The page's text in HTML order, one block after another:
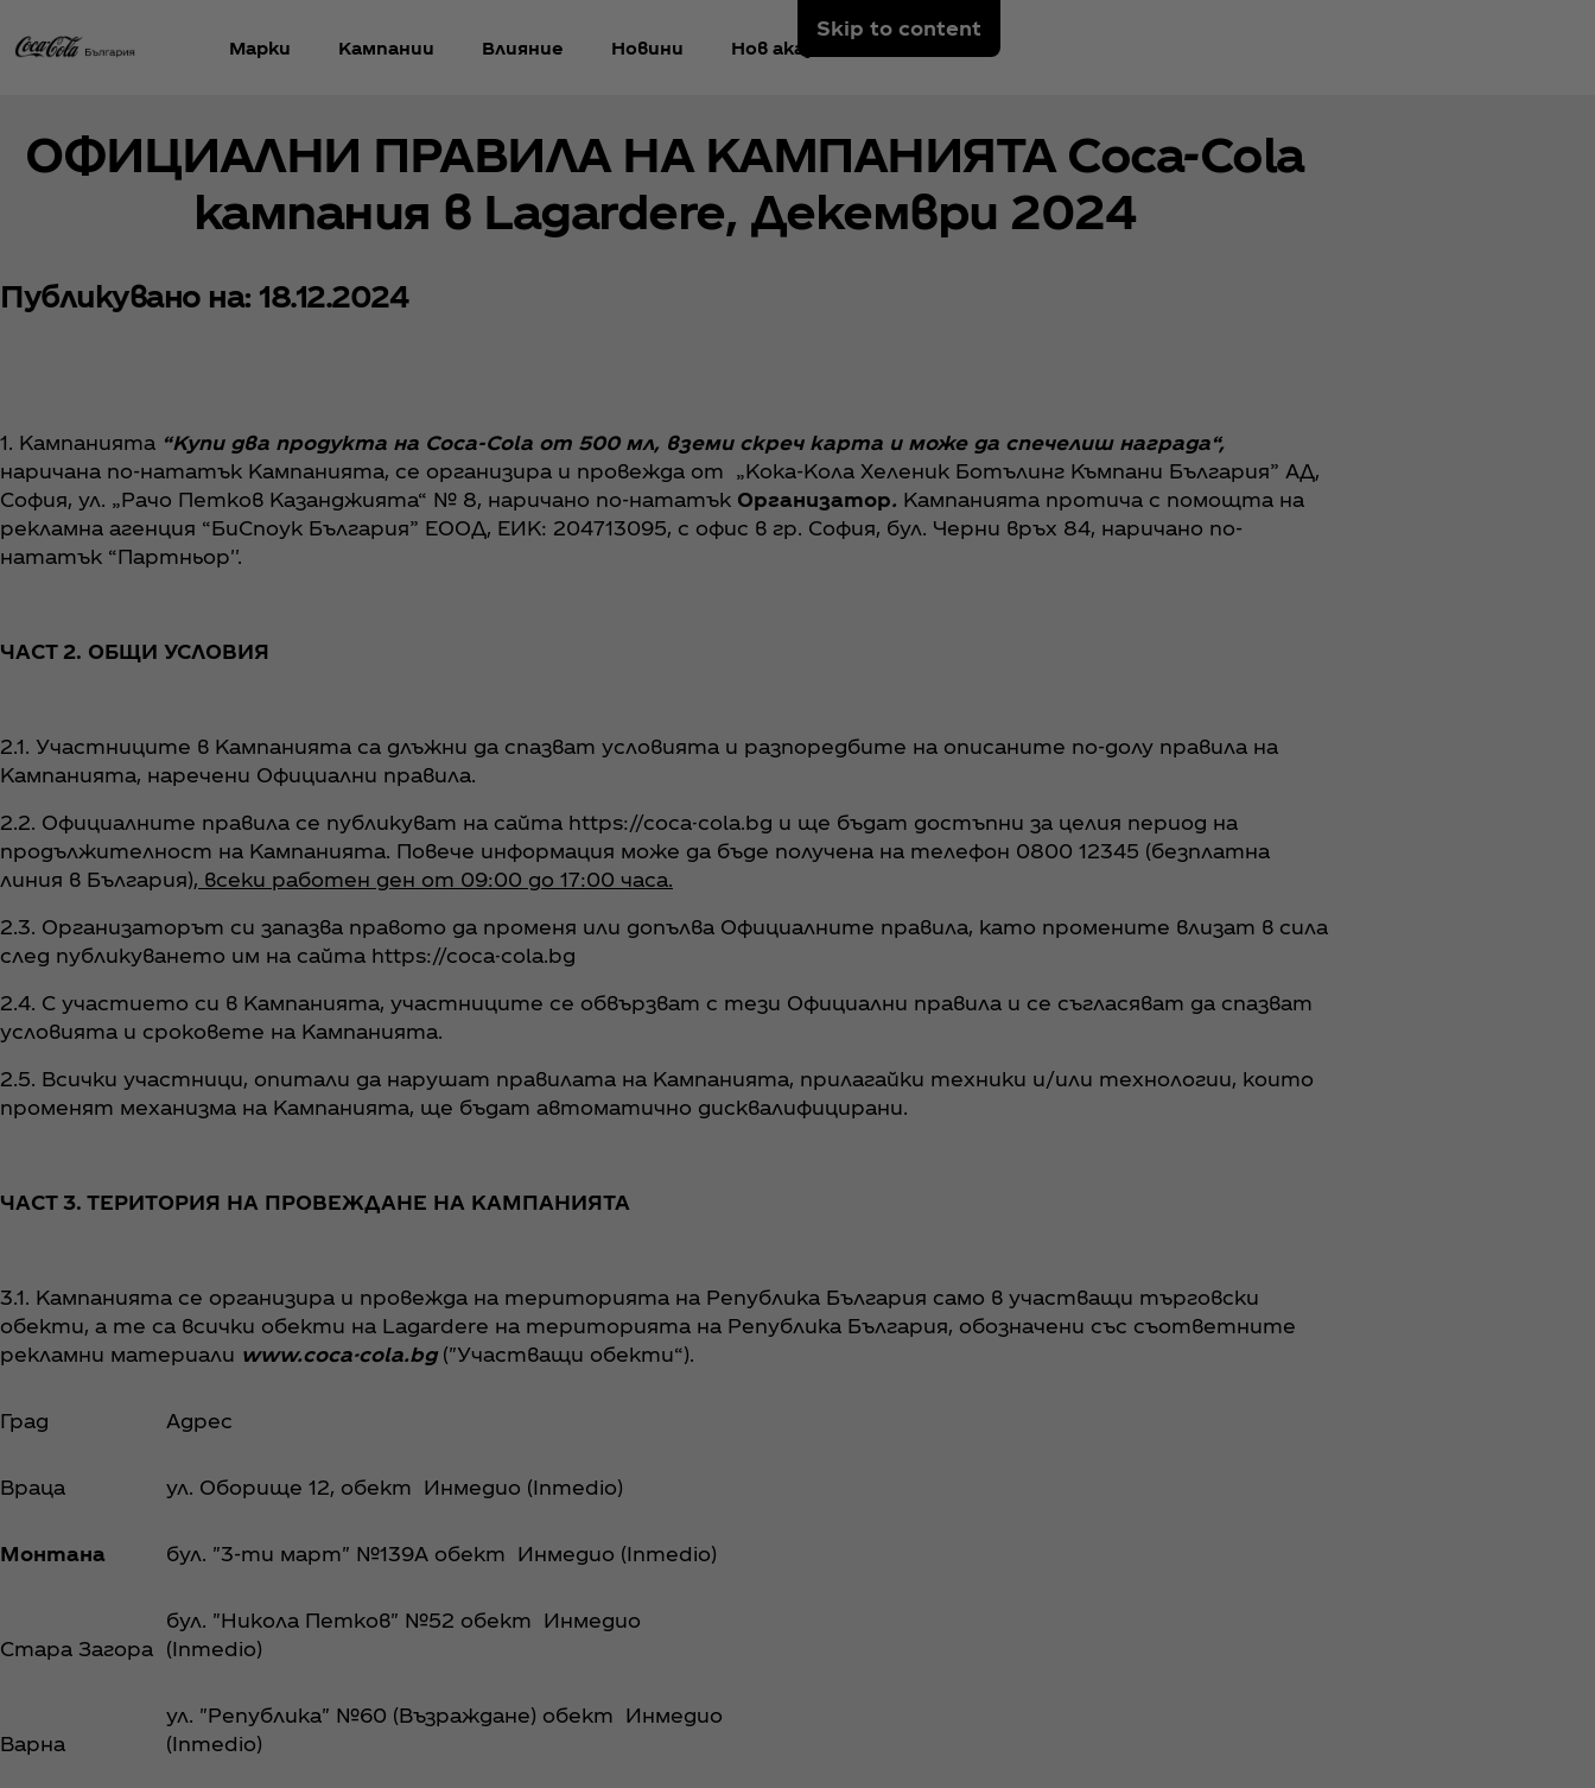
Skip to content
Марки Кампании Влияние Новини Нов акаунт
ОФИЦИАЛНИ ПРАВИЛА НА КАМПАНИЯТА Coca‑Cola
кампания в Lagardere, Декември 2024
Публикувано на: 18.12.2024
1. Кампанията “Купи два продукта на Coca‑Cola от 500 мл, вземи скреч карта и може да спечелиш награда“,
наричана по-нататък Кампанията, се организира и провежда от „Кока-Кола Хеленик Ботълинг Къмпани България” АД,
София, ул. „Рачо Петков Казанджията“ № 8, наричанo по-нататък Организатор. Кампанията протича с помощта на
рекламна агенция “БиСпоук България” ЕООД, ЕИК: 204713095, с офис в гр. София, бул. Черни връх 84, наричано по-
нататък “Партньор''.
ЧАСТ 2. ОБЩИ УСЛОВИЯ
2.1. Участниците в Кампанията са длъжни да спазват условията и разпоредбите на описаните по-долу правила на
Кампанията, наречени Официални правила.
2.2. Официалните правила се публикуват на сайтa https://coca-cola.bg и ще бъдат достъпни за целия период на
продължителност на Кампанията. Повече информация може да бъде получена на телефон 0800 12345 (безплатна
линия в България), всеки работен ден от 09:00 до 17:00 часа.
2.3. Организаторът си запазва правото да променя или допълва Официалните правила, като промените влизат в сила
след публикуването им на сайта https://coca-cola.bg
2.4. С участието си в Кампанията, участниците се обвързват с тези Официални правила и се съгласяват да спазват
условията и сроковетe на Кампанията.
2.5. Всички участници, опитали да нарушат правилата на Кампанията, прилагайки техники и/или технологии, които
променят механизма на Кампанията, ще бъдат автоматично дисквалифицирани.
ЧАСТ 3. ТЕРИТОРИЯ НА ПРОВЕЖДАНЕ НА КАМПАНИЯТА
3.1. Кампанията се организира и провежда на територията на Република България само в участващи търговски
обекти, а те са всички обекти на Lagardere на територията на Република България, обозначени със съответните
рекламни материали www.coca-cola.bg ("Участващи обекти“).
Град Адрес
Враца ул. Оборище 12, обект Инмедио (Inmedio)
Монтана бул. "3-ти март" №139А обект Инмедио (Inmedio)
Стара Загора
бул. "Никола Петков" №52 обект Инмедио
(Inmedio)
Варна
ул. "Република" №60 (Възраждане) обект Инмедио
(Inmedio)